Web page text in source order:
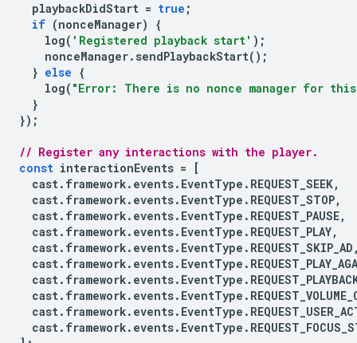
playbackDidStart = true ;
if (nonceManager)
{
log( 'Registered playback start' );
nonceManager. sendPlaybackStart();
} else {
log( "Error: There is no nonce manager for
}
});
// Register any interactions with the player.
const interactionEvents =
[
cast. framework. events. EventType . REQUEST_SEEK,
cast. framework. events. EventType . REQUEST_STOP,
cast. framework. events. EventType . REQUEST_PAUSE,
cast. framework. events. EventType . REQUEST_PLAY,
cast. framework. events. EventType . REQUEST_SKIP_AD
cast. framework. events. EventType .
cast. framework. events. EventType .
cast. framework. events. EventType .
cast. framework. events. EventType .
cast. framework. events. EventType .